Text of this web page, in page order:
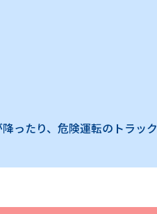
ったり、危険運転のトラック